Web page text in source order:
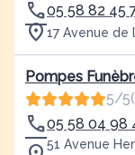
05 58 82 45
17 Avenue de
Pompes
5/5
05 58 04 98
51 Avenue